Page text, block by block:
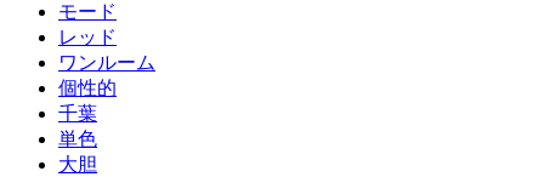
モード
レッド
ワンルーム
個性的
千葉
単色
大胆